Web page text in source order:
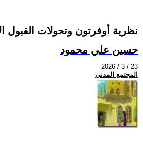
نظرية أوفرتون وتحولات القبول
حسين علي محمود
2026 / 3 / 23
المجتمع المدني